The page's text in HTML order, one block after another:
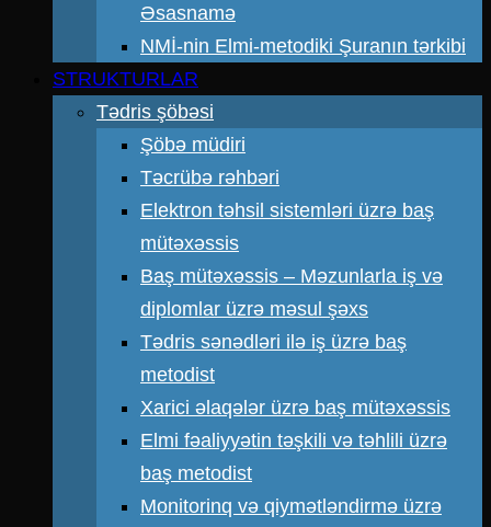
Əsasnamə
NMİ-nin Elmi-metodiki Şuranın tərkibi
STRUKTURLAR
Tədris şöbəsi
Şöbə müdiri
Təcrübə rəhbəri
Elektron təhsil sistemləri üzrə baş
mütəxəssis
Baş mütəxəssis – Məzunlarla iş və
diplomlar üzrə məsul şəxs
Tədris sənədləri ilə iş üzrə baş
metodist
Xarici əlaqələr üzrə baş mütəxəssis
Elmi fəaliyyətin təşkili və təhlili üzrə
baş metodist
Monitorinq və qiymətləndirmə üzrə